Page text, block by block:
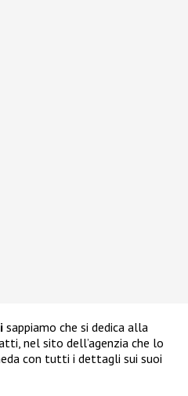
sappiamo che si dedica alla
nel sito dell’agenzia che lo
con tutti i dettagli sui suoi